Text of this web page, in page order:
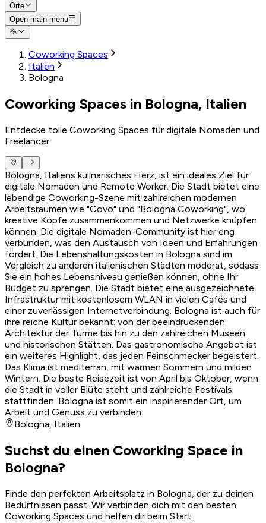
Orte
Open main menu
Coworking Spaces
Italien
Bologna
Coworking Spaces in Bologna, Italien
Entdecke tolle Coworking Spaces für digitale Nomaden und
Freelancer
Bologna, Italiens kulinarisches Herz, ist ein ideales Ziel für
digitale Nomaden und Remote Worker. Die Stadt bietet eine
lebendige Coworking-Szene mit zahlreichen modernen
Arbeitsräumen wie "Covo" und "Bologna Coworking", wo
kreative Köpfe zusammenkommen und Netzwerke knüpfen
können. Die digitale Nomaden-Community ist hier eng
verbunden, was den Austausch von Ideen und Erfahrungen
fördert. Die Lebenshaltungskosten in Bologna sind im
Vergleich zu anderen italienischen Städten moderat, sodass
Sie ein hohes Lebensniveau genießen können, ohne Ihr
Budget zu sprengen. Die Stadt bietet eine ausgezeichnete
Infrastruktur mit kostenlosem WLAN in vielen Cafés und
einer zuverlässigen Internetverbindung. Bologna ist auch für
ihre reiche Kultur bekannt: von der beeindruckenden
Architektur der Türme bis hin zu den zahlreichen Museen
und historischen Stätten. Das gastronomische Angebot ist
ein weiteres Highlight, das jeden Feinschmecker begeistert.
Das Klima ist mediterran, mit warmen Sommern und milden
Wintern. Die beste Reisezeit ist von April bis Oktober, wenn
die Stadt in voller Blüte steht und zahlreiche Festivals
stattfinden. Bologna ist somit ein inspirierender Ort, um
Arbeit und Genuss zu verbinden.
Bologna, Italien
Suchst du einen Coworking Space in
Bologna?
Finde den perfekten Arbeitsplatz in Bologna, der zu deinen
Bedürfnissen passt. Wir verbinden dich mit den besten
Coworking Spaces und helfen dir beim Start.